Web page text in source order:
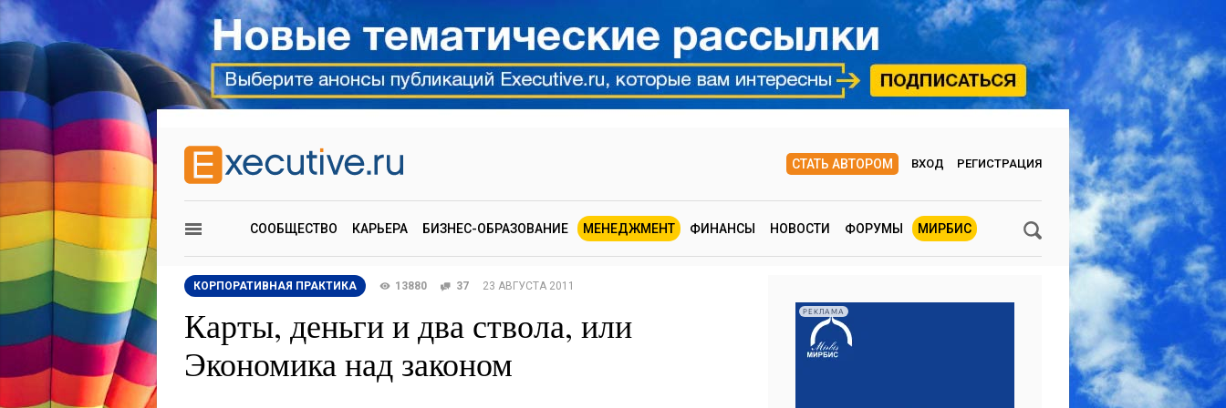
СТАТЬ АВТОРОМ ВХОД РЕГИСТРАЦИЯ
СООБЩЕСТВО КАРЬЕРА БИЗНЕС-ОБРАЗОВАНИЕ МЕНЕДЖМЕНТ ФИНАНСЫ НОВОСТИ ФОРУМЫ МИРБИС
КОРПОРАТИВНАЯ ПРАКТИКА 13880 37 23 АВГУСТА 2011
Карты, деньги и два ствола, или
Экономика над законом
РЕКЛАМА